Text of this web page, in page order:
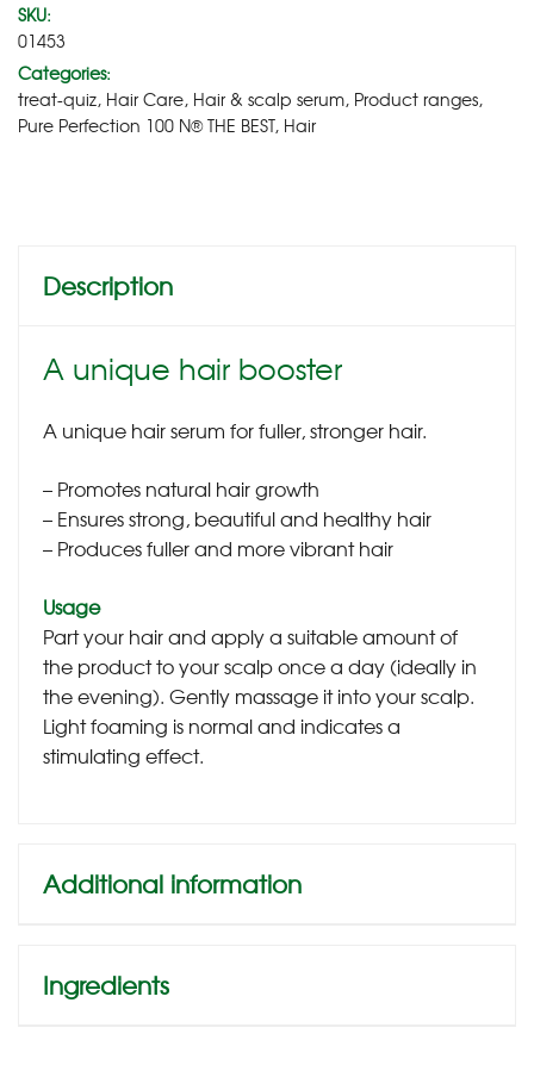
SKU:
01453
Categories:
treat-quiz, Hair Care, Hair & scalp serum, Product ranges,
Pure Perfection 100 N® THE BEST, Hair
Description
A unique hair booster
A unique hair serum for fuller, stronger hair.
– Promotes natural hair growth
– Ensures strong, beautiful and healthy hair
– Produces fuller and more vibrant hair
Usage
Part your hair and apply a suitable amount of
the product to your scalp once a day (ideally in
the evening). Gently massage it into your scalp.
Light foaming is normal and indicates a
stimulating effect.
Additional information
Ingredients